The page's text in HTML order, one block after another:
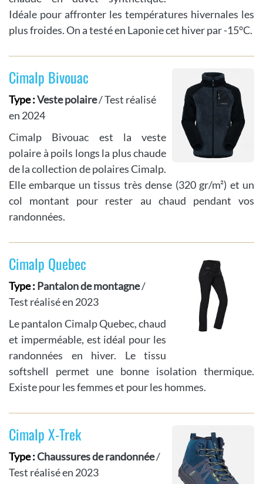
Idéale pour affronter les températures hivernales les
plus froides. On a testé en Laponie cet hiver par -15°C.
Cimalp Bivouac
Type :Veste polaire/ Test réalisé
en 2024
Cimalp Bivouac est la veste
polaire à poils longs la plus chaude
de la collection de polaires Cimalp.
Elle embarque un tissus très dense (320 gr/m²) et un
col montant pour rester au chaud pendant vos
randonnées.
Cimalp Quebec
Type : Pantalon de montagne/
Test réalisé en 2023
Le pantalon Cimalp Quebec, chaud
et imperméable, est idéal pour les
randonnées en hiver. Le tissu
softshell permet une bonne isolation thermique.
Existe pour les femmes et pour les hommes.
Cimalp X-Trek
Type :Chaussures de randonnée/
Test réalisé en 2023